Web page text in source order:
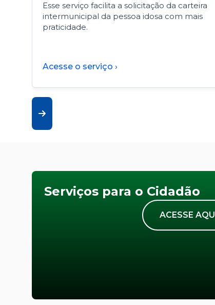
Esse serviço facilita a solicitação da carteira
intermunicipal da pessoa idosa com mais
praticidade.
Acesse o serviço ›
Serviços para o Cidadão
ACESSE AQUI